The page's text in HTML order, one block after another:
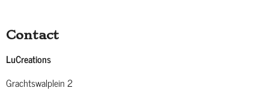
Contact
LuCreations
Grachtswalplein 2